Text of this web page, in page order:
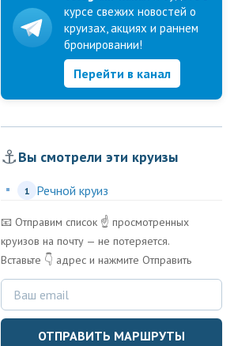
курсе свежих новостей о
круизах, акциях и раннем
бронировании!
Перейти в канал
⚓Вы смотрели эти круизы
1 Речной круиз
📧 Отправим список ☝️ просмотренных
круизов на почту — не потеряется.
Вставьте 👇 адрес и нажмите Отправить
ОТПРАВИТЬ МАРШРУТЫ